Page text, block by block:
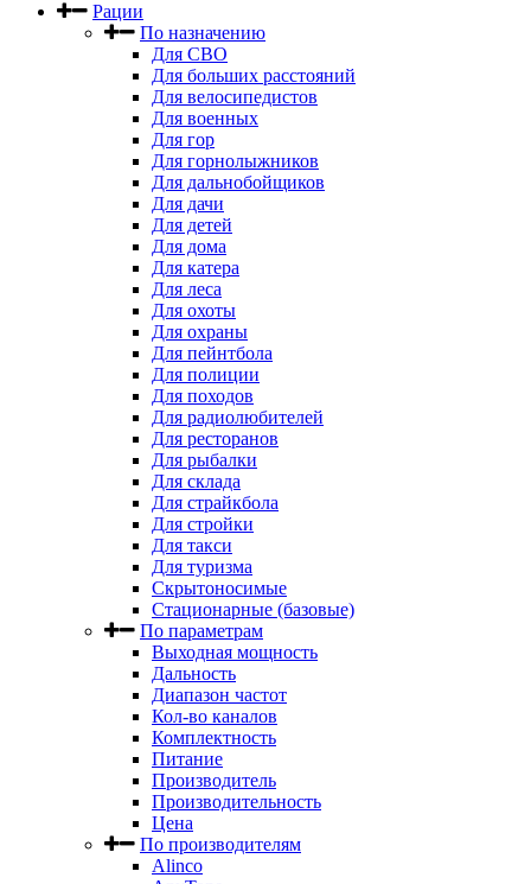
Рации
По назначению
Для СВО
Для больших расстояний
Для велосипедистов
Для военных
Для гор
Для горнолыжников
Для дальнобойщиков
Для дачи
Для детей
Для дома
Для катера
Для леса
Для охоты
Для охраны
Для пейнтбола
Для полиции
Для походов
Для радиолюбителей
Для ресторанов
Для рыбалки
Для склада
Для страйкбола
Для стройки
Для такси
Для туризма
Скрытоносимые
Стационарные (базовые)
По параметрам
Выходная мощность
Дальность
Диапазон частот
Кол-во каналов
Комплектность
Питание
Производитель
Производительность
Цена
По производителям
Alinco